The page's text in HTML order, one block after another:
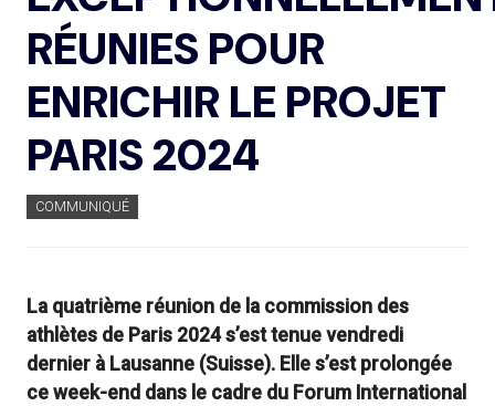
RÉUNIES POUR
ENRICHIR LE PROJET
PARIS 2024
COMMUNIQUÉ
La quatrième réunion de la commission des
athlètes de Paris 2024 s’est tenue vendredi
dernier à Lausanne (Suisse). Elle s’est prolongée
ce week-end dans le cadre du Forum International